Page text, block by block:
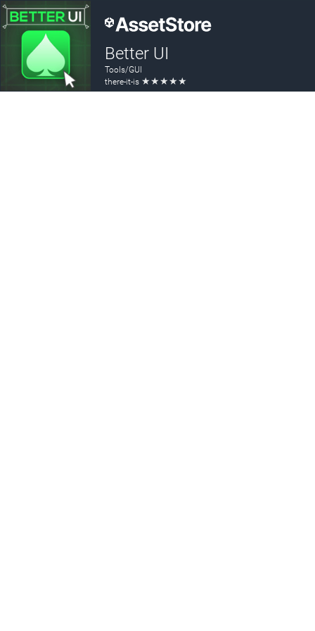
Better UI
Tools/GUI
there-it-is ★★★★★